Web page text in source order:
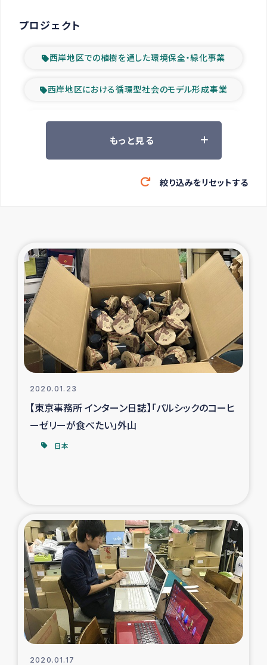
プロジェクト
西岸地区での植樹を通した環境保全・緑化事業
西岸地区における循環型社会のモデル形成事業
ツアー参加者の声
緊急救援の時代
東ティモール豪雨緊急支援
大雨による洪水被災者支援
カカオ生産者支援事業
シリア国内避難民・帰還民の生活再建支援
トルコにおけるシリア難民支援事業
インドネシア中部 スラウェシの地震・津波被災者支援
スリランカ南部洪水被災者支援
スリランカの南北女性をつなぐサリー・リサイクル・プロ
ジェクト
復興支援事業
民際教育事業
もっと見る
絞り込みをリセットする
2020.01.23
【東京事務所 インターン日誌】「パルシックのコーヒ
ーゼリーが食べたい」外山
日本
2020.01.17